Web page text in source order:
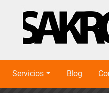
Servicios Blog